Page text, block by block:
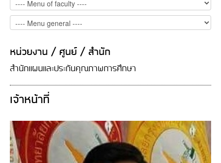
หน่วยงาน / ศูนย์ / สำนัก
สำนักแผนและประกันคุณภาพการศึกษา
เจ้าหน้าที่